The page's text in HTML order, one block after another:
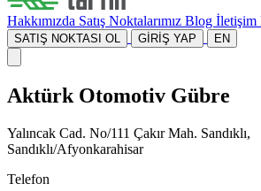
Hakkımızda Satış Noktalarımız Blog İletişim
SATIŞ NOKTASI OL GİRİŞ YAP EN
Aktürk Otomotiv Gübre
Yalıncak Cad. No/111 Çakır Mah. Sandıklı,
Sandıklı/Afyonkarahisar
Telefon